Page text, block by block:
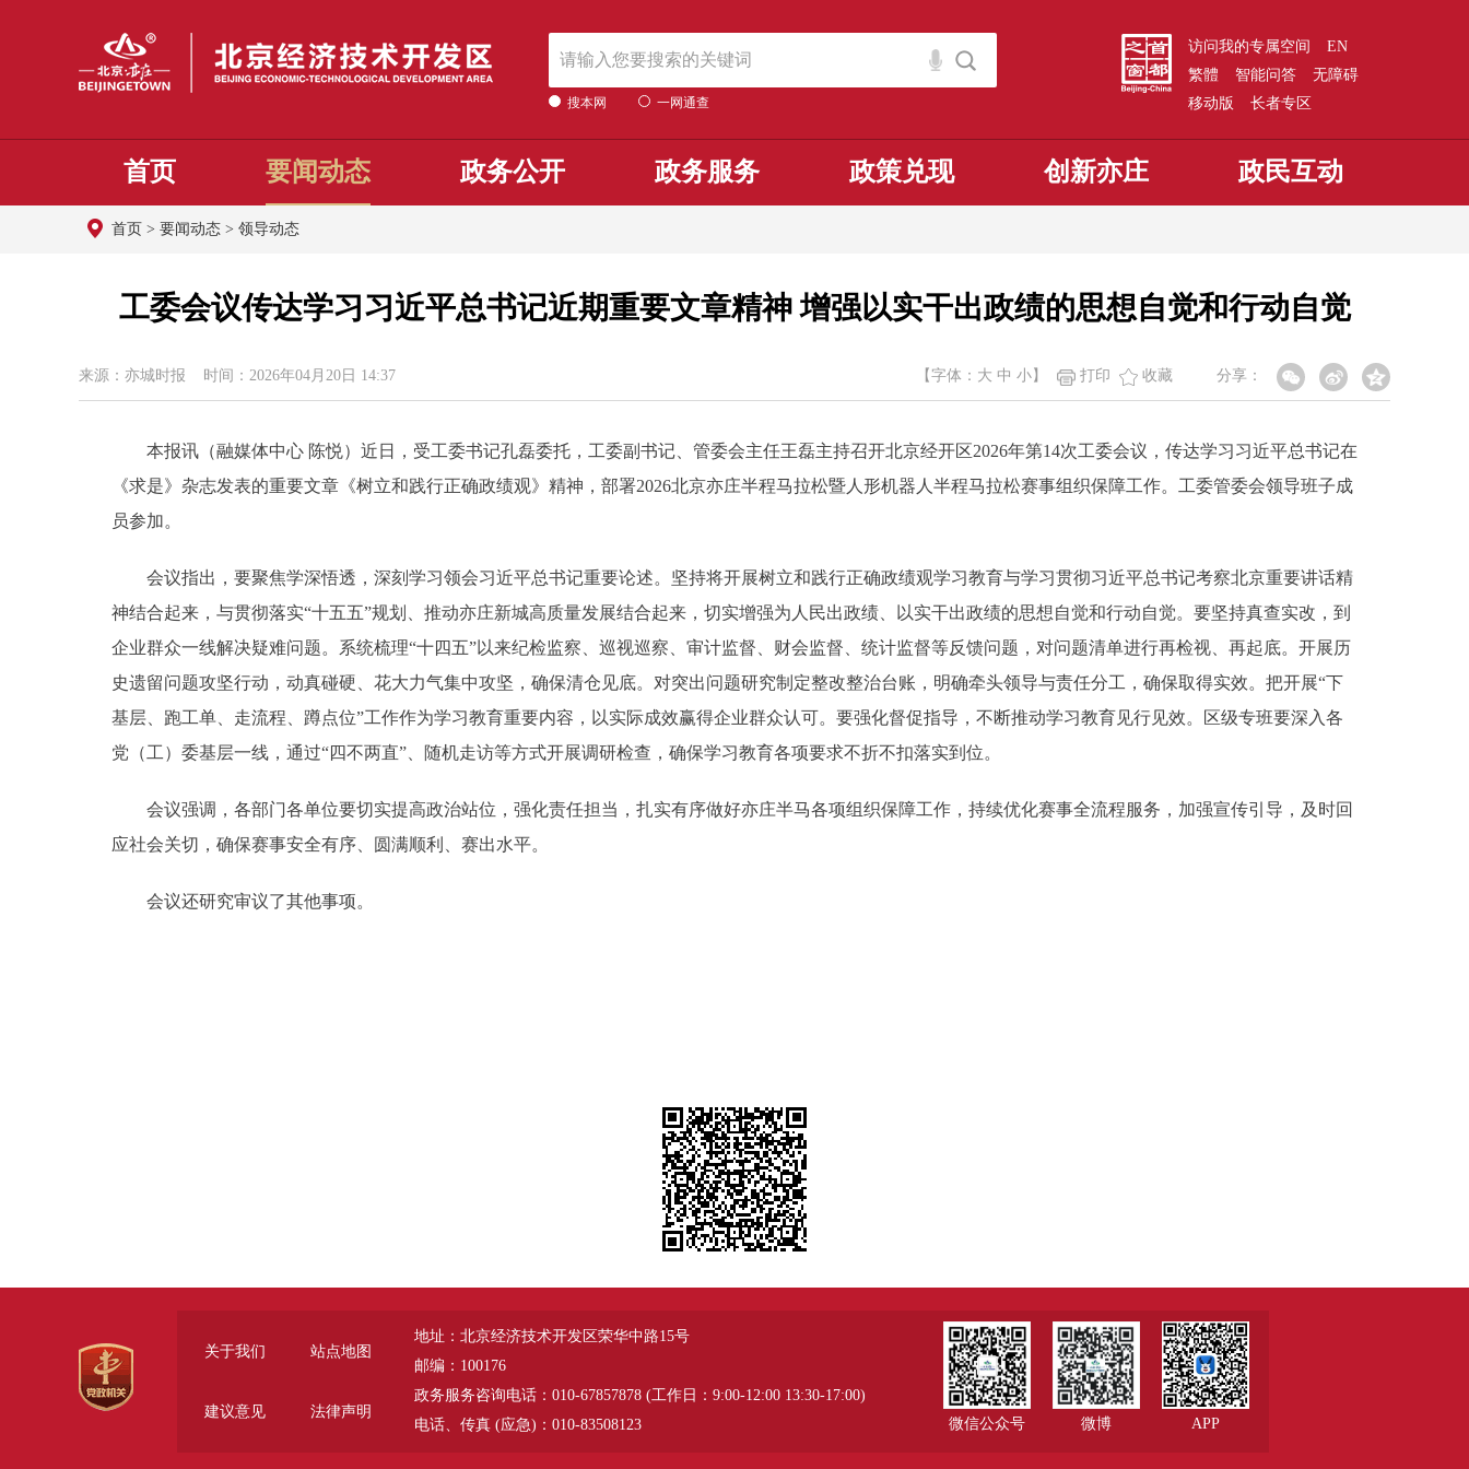
搜本网 一网通查
访问我的专属空间
EN
繁體
智能问答
无障碍
移动版
长者专区
首页 要闻动态 政务公开 政务服务 政策兑现 创新亦庄 政民互动
首页 > 要闻动态 > 领导动态
工委会议传达学习习近平总书记近期重要文章精神 增强以实干出政绩的思想自觉和行动自觉
来源：亦城时报 时间：2026年04月20日 14:37 分享：
【字体： 大 中 小 】 打印 收藏
本报讯（融媒体中心 陈悦）近日，受工委书记孔磊委托，工委副书记、管委会主任王磊主持召开北京经开区2026年第14次工委会议，传达学习习近平总书记在
《求是》杂志发表的重要文章《树立和践行正确政绩观》精神，部署2026北京亦庄半程马拉松暨人形机器人半程马拉松赛事组织保障工作。工委管委会领导班子成
员参加。
会议指出，要聚焦学深悟透，深刻学习领会习近平总书记重要论述。坚持将开展树立和践行正确政绩观学习教育与学习贯彻习近平总书记考察北京重要讲话精
神结合起来，与贯彻落实“十五五”规划、推动亦庄新城高质量发展结合起来，切实增强为人民出政绩、以实干出政绩的思想自觉和行动自觉。要坚持真查实改，到
企业群众一线解决疑难问题。系统梳理“十四五”以来纪检监察、巡视巡察、审计监督、财会监督、统计监督等反馈问题，对问题清单进行再检视、再起底。开展历
史遗留问题攻坚行动，动真碰硬、花大力气集中攻坚，确保清仓见底。对突出问题研究制定整改整治台账，明确牵头领导与责任分工，确保取得实效。把开展“下
基层、跑工单、走流程、蹲点位”工作作为学习教育重要内容，以实际成效赢得企业群众认可。要强化督促指导，不断推动学习教育见行见效。区级专班要深入各
党（工）委基层一线，通过“四不两直”、随机走访等方式开展调研检查，确保学习教育各项要求不折不扣落实到位。
会议强调，各部门各单位要切实提高政治站位，强化责任担当，扎实有序做好亦庄半马各项组织保障工作，持续优化赛事全流程服务，加强宣传引导，及时回
应社会关切，确保赛事安全有序、圆满顺利、赛出水平。
会议还研究审议了其他事项。
关于我们 站点地图
建议意见 法律声明
地址：北京经济技术开发区荣华中路15号
邮编：100176
政务服务咨询电话：010-67857878 (工作日：9:00-12:00 13:30-17:00)
电话、传真 (应急)：010-83508123
微信公众号 微博 APP